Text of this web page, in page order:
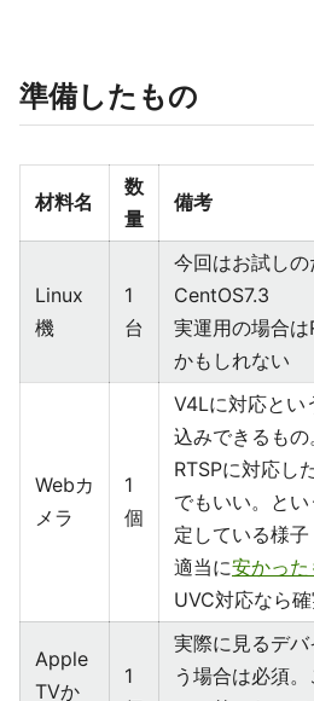
準備したもの
材料名
数
量
備考
Linux
機
1
台
今回はお試し
CentOS7.3
実運用の場合
かもしれない
Webカ
メラ
1
個
V4Lに対応とい
込みできるもの
RTSPに対応し
でもいい。と
定している様子
適当に安かった
UVC対応なら確
Apple
TVか
1
実際に見るデ
う場合は必須